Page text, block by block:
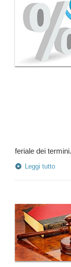
Leggi tutto